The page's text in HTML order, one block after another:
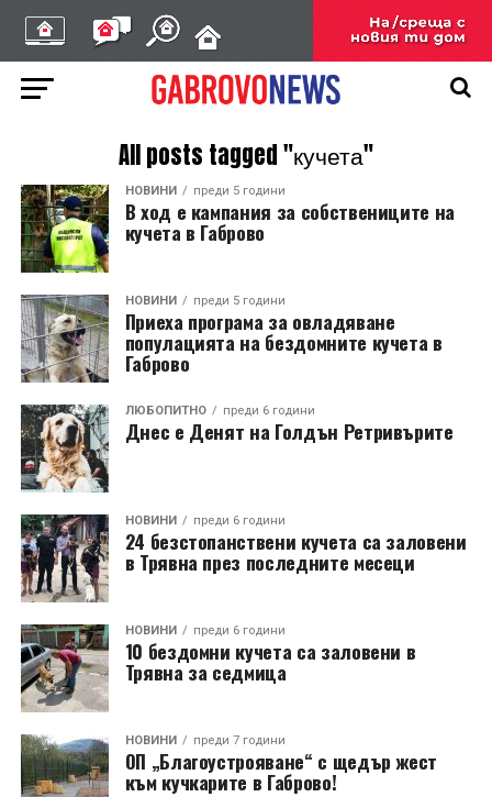
All posts tagged "кучета"
НОВИНИ преди 5 години
В ход е кампания за собствениците на
кучета в Габрово
НОВИНИ преди 5 години
Приеха програма за овладяване
популацията на бездомните кучета в
Габрово
ЛЮБОПИТНО преди 6 години
Днес е Денят на Голдън Ретривърите
НОВИНИ преди 6 години
24 безстопанствени кучета са заловени
в Трявна през последните месеци
НОВИНИ преди 6 години
10 бездомни кучета са заловени в
Трявна за седмица
НОВИНИ преди 7 години
ОП „Благоустрояване“ с щедър жест
към кучкарите в Габрово!